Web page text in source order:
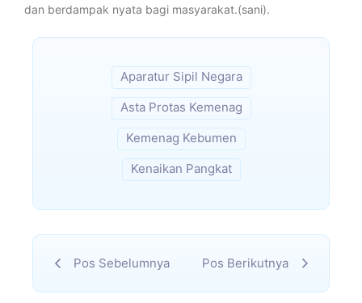
dan berdampak nyata bagi masyarakat.(sani).
Aparatur Sipil Negara
Asta Protas Kemenag
Kemenag Kebumen
Kenaikan Pangkat
Pos Sebelumnya Pos Berikutnya